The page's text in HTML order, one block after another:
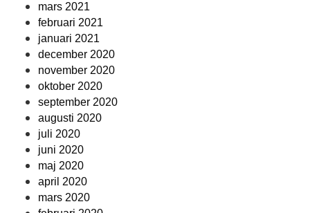
mars 2021
februari 2021
januari 2021
december 2020
november 2020
oktober 2020
september 2020
augusti 2020
juli 2020
juni 2020
maj 2020
april 2020
mars 2020